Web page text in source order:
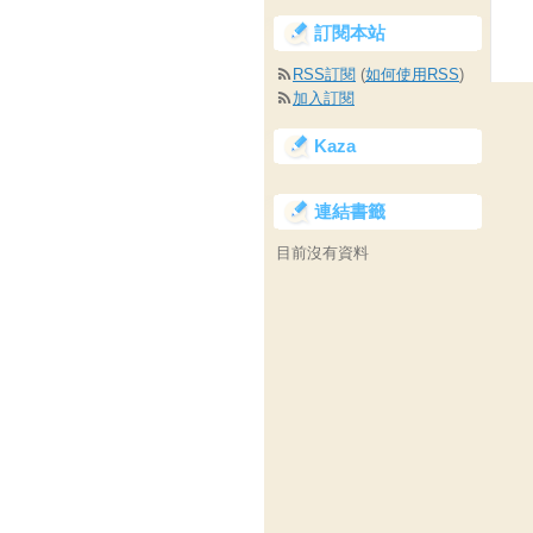
訂閱本站
RSS訂閱 (如何使用RSS)
加入訂閱
Kaza
連結書籤
目前沒有資料